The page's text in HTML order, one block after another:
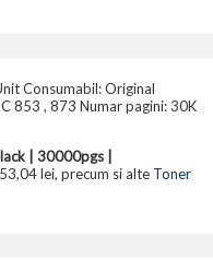
Consumabil: Original
853 , 873 Numar pagini: 30K
| 30000pgs |
lei, precum si alte Toner